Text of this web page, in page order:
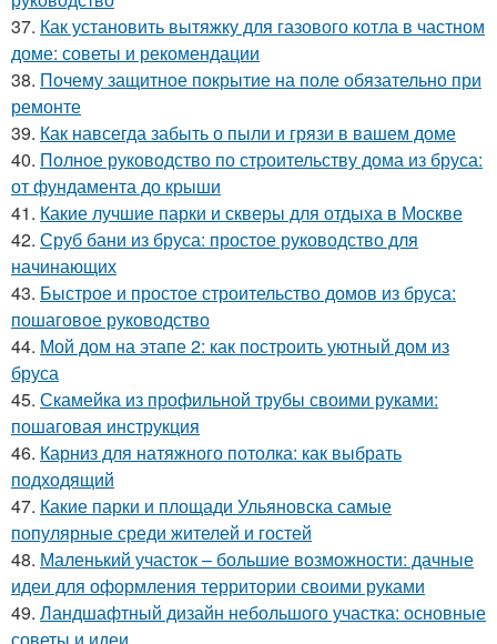
37. Как установить вытяжку для газового котла в частном
доме: советы и рекомендации
38. Почему защитное покрытие на поле обязательно при
ремонте
39. Как навсегда забыть о пыли и грязи в вашем доме
40. Полное руководство по строительству дома из бруса:
от фундамента до крыши
41. Какие лучшие парки и скверы для отдыха в Москве
42. Сруб бани из бруса: простое руководство для
начинающих
43. Быстрое и простое строительство домов из бруса:
пошаговое руководство
44. Мой дом на этапе 2: как построить уютный дом из
бруса
45. Скамейка из профильной трубы своими руками:
пошаговая инструкция
46. Карниз для натяжного потолка: как выбрать
подходящий
47. Какие парки и площади Ульяновска самые
популярные среди жителей и гостей
48. Маленький участок – большие возможности: дачные
идеи для оформления территории своими руками
49. Ландшафтный дизайн небольшого участка: основные